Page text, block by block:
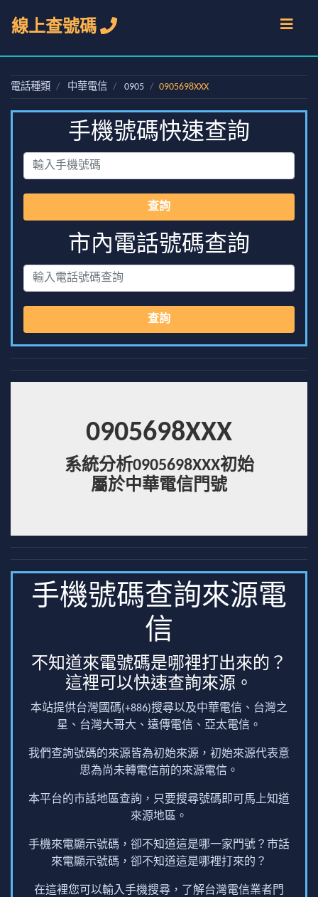
線上查號碼
電話種類 中華電信 0905 0905698XXX
手機號碼快速查詢
查詢
市內電話號碼查詢
查詢
0905698XXX
系統分析0905698XXX初始
屬於中華電信門號
手機號碼查詢來源電
信
不知道來電號碼是哪裡打出來的？
這裡可以快速查詢來源。
本站提供台灣國碼(+886)搜尋以及中華電信、台灣之
星、台灣大哥大、遠傳電信、亞太電信。
我們查詢號碼的來源皆為初始來源，初始來源代表意
思為尚未轉電信前的來源電信。
本平台的市話地區查詢，只要搜尋號碼即可馬上知道
來源地區。
手機來電顯示號碼，卻不知道這是哪一家門號？市話
來電顯示號碼，卻不知道這是哪裡打來的？
在這裡您可以輸入手機搜尋，了解台灣電信業者門